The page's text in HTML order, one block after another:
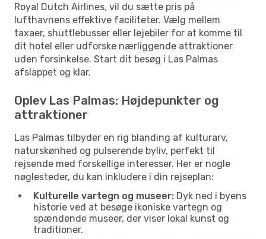
Royal Dutch Airlines, vil du sætte pris på
lufthavnens effektive faciliteter. Vælg mellem
taxaer, shuttlebusser eller lejebiler for at komme til
dit hotel eller udforske nærliggende attraktioner
uden forsinkelse. Start dit besøg i Las Palmas
afslappet og klar.
Oplev Las Palmas: Højdepunkter og
attraktioner
Las Palmas tilbyder en rig blanding af kulturarv,
naturskønhed og pulserende byliv, perfekt til
rejsende med forskellige interesser. Her er nogle
nøglesteder, du kan inkludere i din rejseplan:
Kulturelle vartegn og museer: Dyk ned i byens
historie ved at besøge ikoniske vartegn og
spændende museer, der viser lokal kunst og
traditioner.